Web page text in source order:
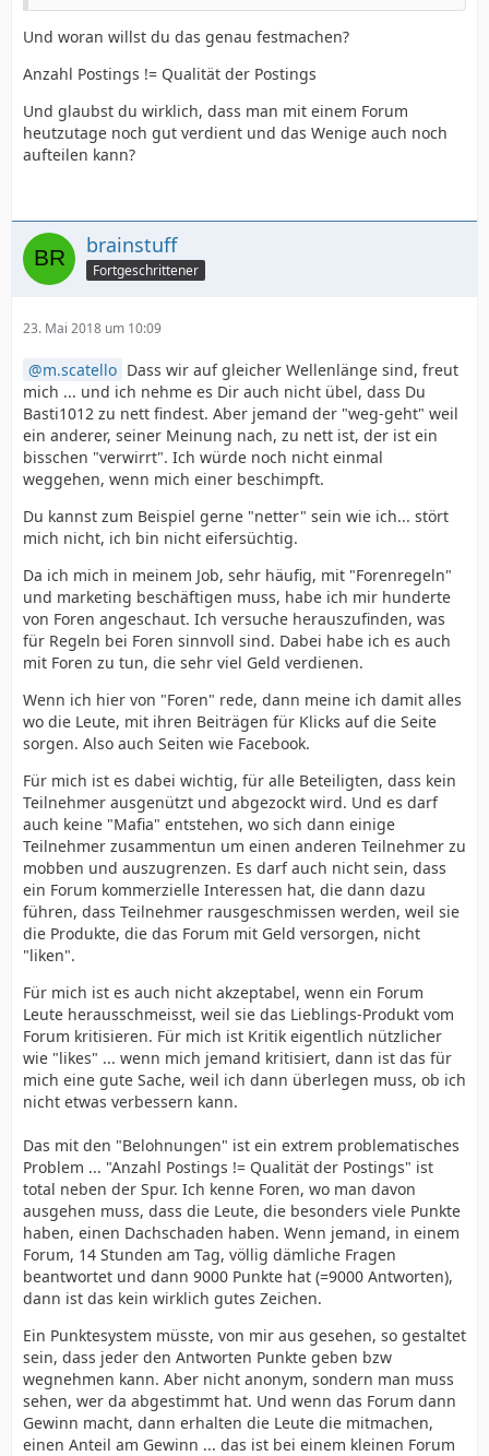
Und woran willst du das genau festmachen?
Anzahl Postings != Qualität der Postings
Und glaubst du wirklich, dass man mit einem Forum
heutzutage noch gut verdient und das Wenige auch noch
aufteilen kann?
brainstuff
Fortgeschrittener
23. Mai 2018 um 10:09
m.scatello Dass wir auf gleicher Wellenlänge sind, freut
mich ... und ich nehme es Dir auch nicht übel, dass Du
Basti1012 zu nett findest. Aber jemand der "weg-geht" weil
ein anderer, seiner Meinung nach, zu nett ist, der ist ein
bisschen "verwirrt". Ich würde noch nicht einmal
weggehen, wenn mich einer beschimpft.
Du kannst zum Beispiel gerne "netter" sein wie ich... stört
mich nicht, ich bin nicht eifersüchtig.
Da ich mich in meinem Job, sehr häufig, mit "Forenregeln"
und marketing beschäftigen muss, habe ich mir hunderte
von Foren angeschaut. Ich versuche herauszufinden, was
für Regeln bei Foren sinnvoll sind. Dabei habe ich es auch
mit Foren zu tun, die sehr viel Geld verdienen.
Wenn ich hier von "Foren" rede, dann meine ich damit alles
wo die Leute, mit ihren Beiträgen für Klicks auf die Seite
sorgen. Also auch Seiten wie Facebook.
Für mich ist es dabei wichtig, für alle Beteiligten, dass kein
Teilnehmer ausgenützt und abgezockt wird. Und es darf
auch keine "Mafia" entstehen, wo sich dann einige
Teilnehmer zusammentun um einen anderen Teilnehmer zu
mobben und auszugrenzen. Es darf auch nicht sein, dass
ein Forum kommerzielle Interessen hat, die dann dazu
führen, dass Teilnehmer rausgeschmissen werden, weil sie
die Produkte, die das Forum mit Geld versorgen, nicht
"liken".
Für mich ist es auch nicht akzeptabel, wenn ein Forum
Leute herausschmeisst, weil sie das Lieblings-Produkt vom
Forum kritisieren. Für mich ist Kritik eigentlich nützlicher
wie "likes" ... wenn mich jemand kritisiert, dann ist das für
mich eine gute Sache, weil ich dann überlegen muss, ob ich
nicht etwas verbessern kann.
Das mit den "Belohnungen" ist ein extrem problematisches
Problem ... "Anzahl Postings != Qualität der Postings" ist
total neben der Spur. Ich kenne Foren, wo man davon
ausgehen muss, dass die Leute, die besonders viele Punkte
haben, einen Dachschaden haben. Wenn jemand, in einem
Forum, 14 Stunden am Tag, völlig dämliche Fragen
beantwortet und dann 9000 Punkte hat (=9000 Antworten),
dann ist das kein wirklich gutes Zeichen.
Ein Punktesystem müsste, von mir aus gesehen, so gestaltet
sein, dass jeder den Antworten Punkte geben bzw
wegnehmen kann. Aber nicht anonym, sondern man muss
sehen, wer da abgestimmt hat. Und wenn das Forum dann
Gewinn macht, dann erhalten die Leute die mitmachen,
einen Anteil am Gewinn ... das ist bei einem kleinen Forum